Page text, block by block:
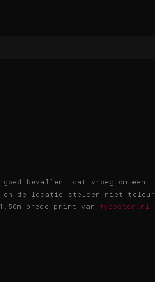
bevallen, dat vroeg om een
en de locatie stelden niet
brede print van myposter.nl